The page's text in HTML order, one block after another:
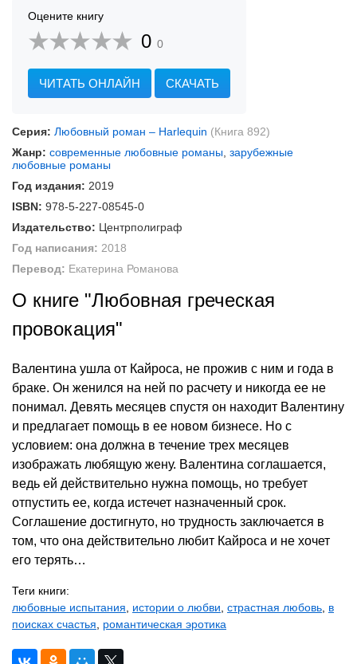
Оцените книгу
0 0
ЧИТАТЬ ОНЛАЙН СКАЧАТЬ
Серия: Любовный роман – Harlequin (Книга 892)
Жанр: современные любовные романы зарубежные
любовные романы
Год издания: 2019
ISBN: 978-5-227-08545-0
Издательство: Центрполиграф
Год написания: 2018
Перевод: Екатерина Романова
О книге "Любовная греческая
провокация"
Валентина ушла от Кайроса, не прожив с ним и года в
браке. Он женился на ней по расчету и никогда ее не
понимал. Девять месяцев спустя он находит Валентину
и предлагает помощь в ее новом бизнесе. Но с
условием: она должна в течение трех месяцев
изображать любящую жену. Валентина соглашается,
ведь ей действительно нужна помощь, но требует
отпустить ее, когда истечет назначенный срок.
Соглашение достигнуто, но трудность заключается в
том, что она действительно любит Кайроса и не хочет
его терять…
Теги книги:
любовные испытания
истории о любви страстная любовь в
поисках счастья
романтическая эротика